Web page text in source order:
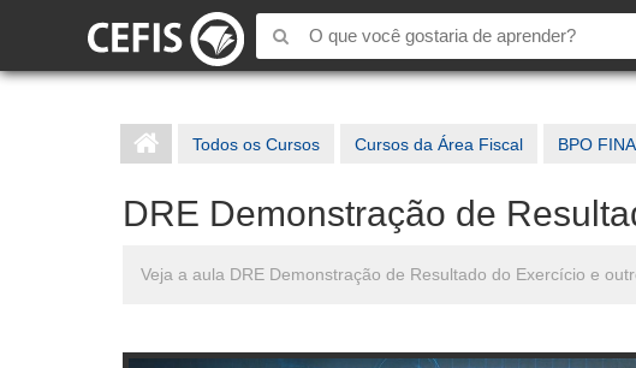
Todos os Cursos Cursos da Área Fiscal BPO
DRE Demonstração de
Veja a aula DRE Demonstração de Resultado do Exercício e